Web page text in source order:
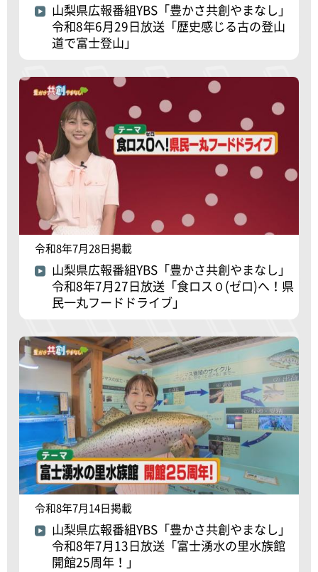
山梨県広報番組YBS「豊かさ共創やまなし」
令和8年6月29日放送「歴史感じる古の登山
道で富士登山」
令和8年7月28日掲載
山梨県広報番組YBS「豊かさ共創やまなし」
令和8年7月27日放送「食ロス０(ゼロ)へ！県
民一丸フードドライブ」
令和8年7月14日掲載
山梨県広報番組YBS「豊かさ共創やまなし」
令和8年7月13日放送「富士湧水の里水族館
開館25周年！」